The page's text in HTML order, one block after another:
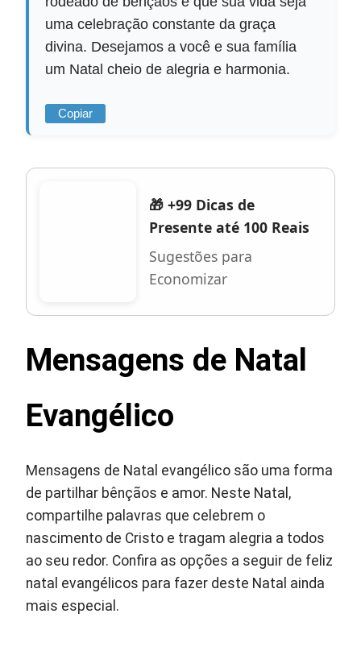
uma celebração constante da graça
divina. Desejamos a você e sua família
um Natal cheio de alegria e harmonia.
Copiar
🎁 +99 Dicas de
Presente até 100 Reais
Sugestões para
Economizar
Mensagens de Natal
Evangélico
Mensagens de Natal evangélico são uma forma
de partilhar bênçãos e amor. Neste Natal,
compartilhe palavras que celebrem o
nascimento de Cristo e tragam alegria a todos
ao seu redor. Confira as opções a seguir de feliz
natal evangélicos para fazer deste Natal ainda
mais especial.